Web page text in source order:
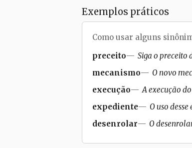
Exemplos práticos
Como usar alguns
preceito
Siga o preceito
mecanismo
O novo
execução
A execução
expediente
O uso
desenrolar
O